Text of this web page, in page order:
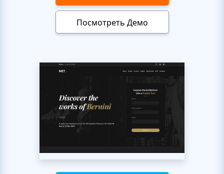
Посмотреть Демо